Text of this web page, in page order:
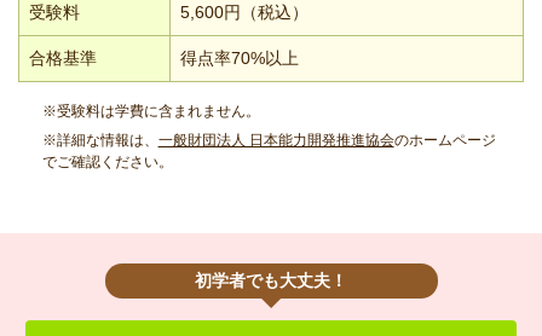
受験料 5,600円（税込）
合格基準 得点率70%以上
※受験料は学費に含まれません。
※詳細な情報は、 一般財団法人 日本能力開発推進協会のホームページ
でご確認ください。
初学者でも大丈夫！